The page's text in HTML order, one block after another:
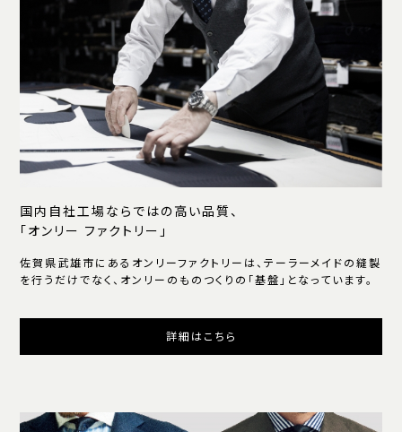
国内自社工場ならではの高い品質、
「オンリー ファクトリー」
佐賀県武雄市にあるオンリーファクトリーは、テーラーメイドの縫製
を行うだけでなく、オンリーのものつくりの「基盤」となっています。
詳細はこちら